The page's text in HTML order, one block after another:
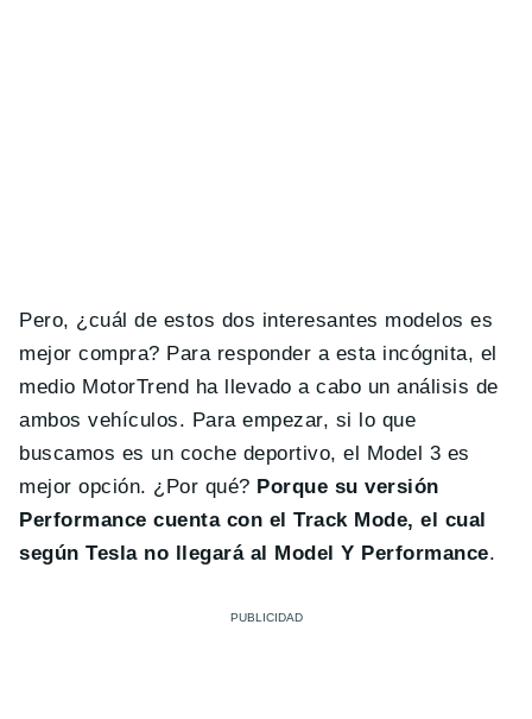
Pero, ¿cuál de estos dos interesantes modelos es
mejor compra? Para responder a esta incógnita, el
medio MotorTrend ha llevado a cabo un análisis de
ambos vehículos. Para empezar, si lo que
buscamos es un coche deportivo, el Model 3 es
mejor opción. ¿Por qué? Porque su versión
Performance cuenta con el Track Mode, el cual
según Tesla no llegará al Model Y Performance.